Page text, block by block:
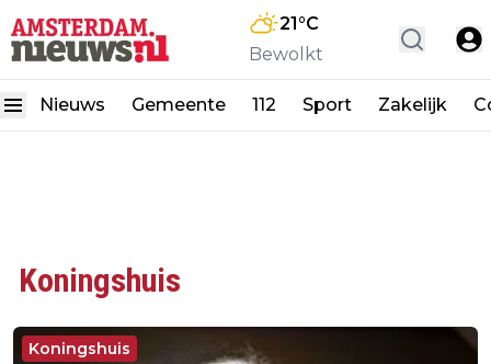
21°C
Bewolkt
Nieuws Gemeente 112 Sport Zakelijk
Koningshuis
Koningshuis